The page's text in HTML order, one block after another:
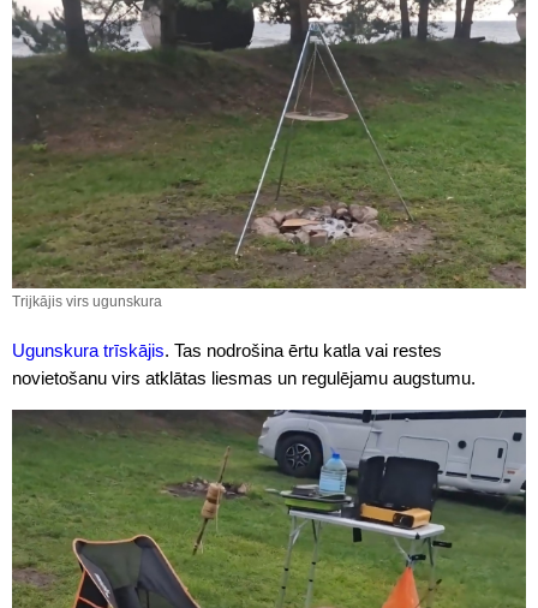
Trijkājis virs ugunskura
Ugunskura trīskājis. Tas nodrošina ērtu katla vai restes
novietošanu virs atklātas liesmas un regulējamu augstumu.